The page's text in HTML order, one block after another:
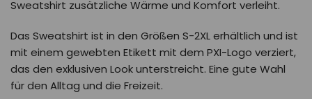
Sweatshirt zusätzliche Wärme und Komfort verleiht.
Das Sweatshirt ist in den Größen S-2XL erhältlich und ist
mit einem gewebten Etikett mit dem PXI-Logo verziert,
das den exklusiven Look unterstreicht. Eine gute Wahl
für den Alltag und die Freizeit.